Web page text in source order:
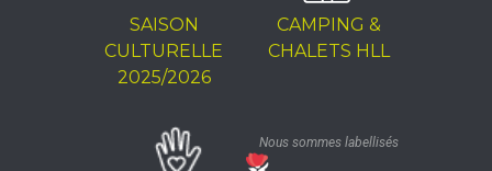
SAISON
CULTURELLE
2025/2026
CAMPING &
CHALETS HLL
Nous sommes labellisés